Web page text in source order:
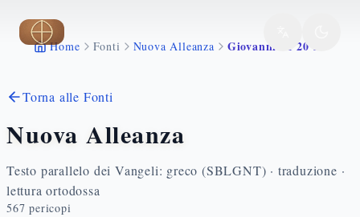
Vai al contenuto principale
Home Fonti Nuova Alleanza Giovanni 21 20 25
Torna alle Fonti
Nuova Alleanza
Testo parallelo dei Vangeli: greco (SBLGNT) · traduzione ·
lettura ortodossa
567 pericopi